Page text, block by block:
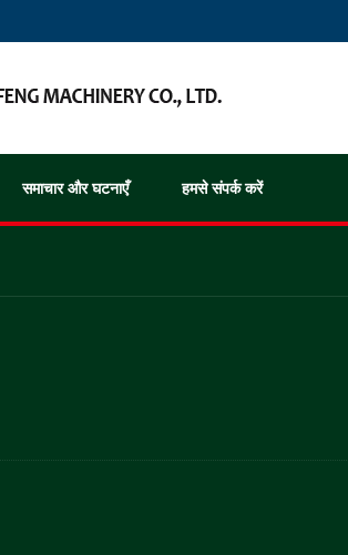
समाचार और घटनाएँ हमसे संपर्क करें